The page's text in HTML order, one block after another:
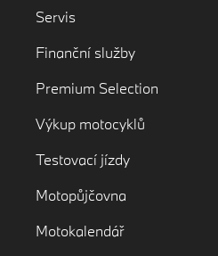
Servis
Finanční služby
Premium Selection
Výkup motocyklů
Testovací jízdy
Motopůjčovna
Motokalendář